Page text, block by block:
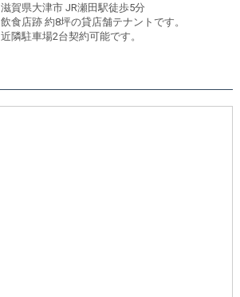
滋賀県大津市 JR瀬田駅徒歩5分
飲食店跡 約8坪の貸店舗テナントです。
近隣駐車場2台契約可能です。